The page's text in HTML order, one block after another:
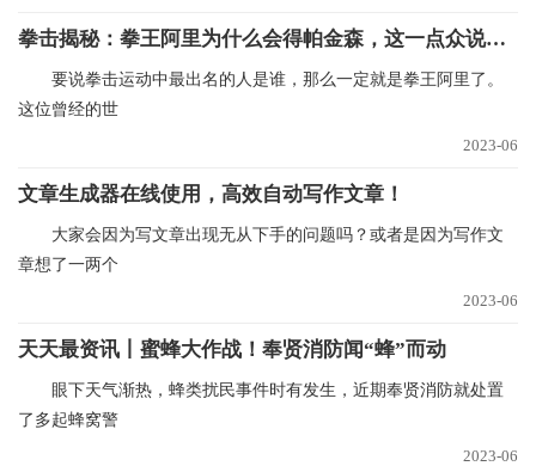
拳击揭秘：拳王阿里为什么会得帕金森，这一点众说纷纭-环球热文
要说拳击运动中最出名的人是谁，那么一定就是拳王阿里了。
这位曾经的世
2023-06
文章生成器在线使用，高效自动写作文章！
大家会因为写文章出现无从下手的问题吗？或者是因为写作文
章想了一两个
2023-06
天天最资讯丨蜜蜂大作战！奉贤消防闻“蜂”而动
眼下天气渐热，蜂类扰民事件时有发生，近期奉贤消防就处置
了多起蜂窝警
2023-06